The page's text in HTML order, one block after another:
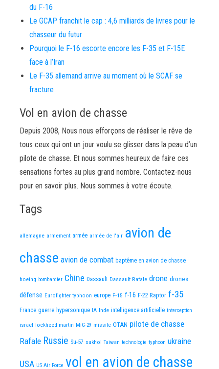
du F-16
Le GCAP franchit le cap : 4,6 milliards de livres pour le
chasseur du futur
Pourquoi le F-16 escorte encore les F-35 et F-15E
face à l’Iran
Le F-35 allemand arrive au moment où le SCAF se
fracture
Vol en avion de chasse
Depuis 2008, Nous nous efforçons de réaliser le rêve de
tous ceux qui ont un jour voulu se glisser dans la peau d’un
pilote de chasse. Et nous sommes heureux de faire ces
sensations fortes au plus grand nombre. Contactez-nous
pour en savoir plus. Nous sommes à votre écoute.
Tags
allemagne armement armée armée de l'air avion de
chasse avion de combat baptême en avion de chasse
boeing bombardier Chine Dassault Dassault Rafale drone drones
défense Eurofighter typhoon europe F-15 f-16 F-22 Raptor f-35
France guerre hypersonique IA Inde intelligence artificielle interception
israel lockheed martin MiG-29 missile OTAN pilote de chasse
Rafale Russie Su-57 sukhoi Taiwan technologie typhoon ukraine
USA US Air Force vol en avion de chasse